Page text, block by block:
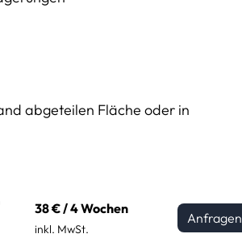
abgeteilen Fläche oder in
38 € / 4 Wochen
inkl. MwSt.
Anfragen